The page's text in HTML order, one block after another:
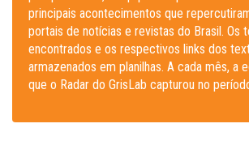
principais acontecimentos que
portais de notícias e revistas do Brasil. Os
encontrados e os respectivos links dos
armazenados em planilhas. A cada mês, a
que o Radar do GrisLab capturou no